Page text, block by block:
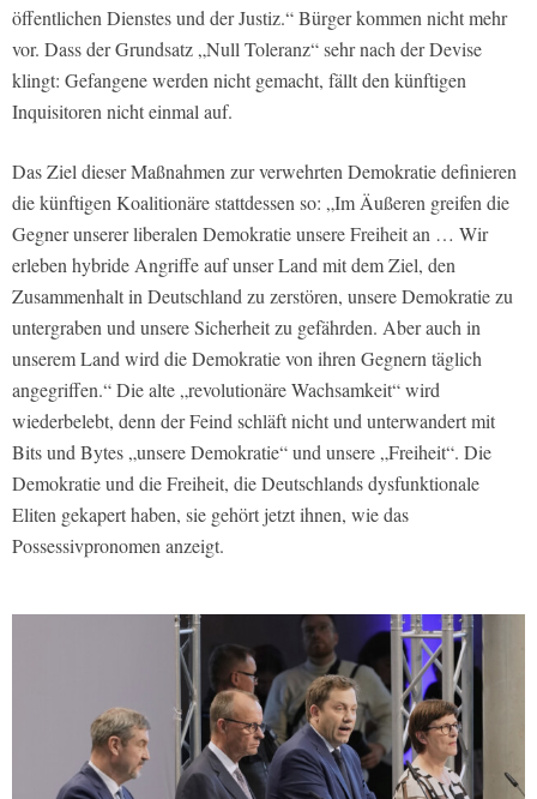
öffentlichen Dienstes und der Justiz.“ Bürger kommen nicht mehr
vor. Dass der Grundsatz „Null Toleranz“ sehr nach der Devise
klingt: Gefangene werden nicht gemacht, fällt den künftigen
Inquisitoren nicht einmal auf.
Das Ziel dieser Maßnahmen zur verwehrten Demokratie definieren
die künftigen Koalitionäre stattdessen so: „Im Äußeren greifen die
Gegner unserer liberalen Demokratie unsere Freiheit an … Wir
erleben hybride Angriffe auf unser Land mit dem Ziel, den
Zusammenhalt in Deutschland zu zerstören, unsere Demokratie zu
untergraben und unsere Sicherheit zu gefährden. Aber auch in
unserem Land wird die Demokratie von ihren Gegnern täglich
angegriffen.“ Die alte „revolutionäre Wachsamkeit“ wird
wiederbelebt, denn der Feind schläft nicht und unterwandert mit
Bits und Bytes „unsere Demokratie“ und unsere „Freiheit“. Die
Demokratie und die Freiheit, die Deutschlands dysfunktionale
Eliten gekapert haben, sie gehört jetzt ihnen, wie das
Possessivpronomen anzeigt.